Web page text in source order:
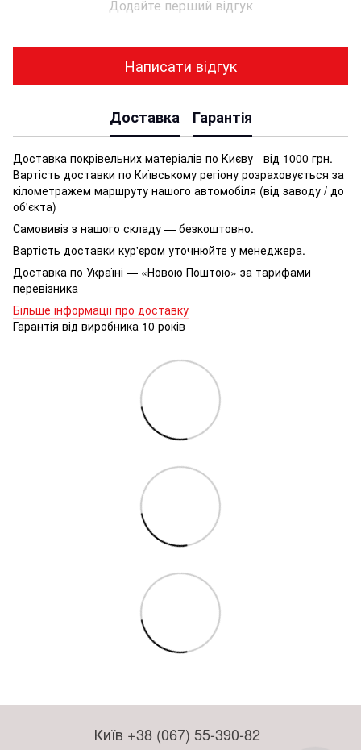
Додайте перший відгук
Написати відгук
Доставка Гарантія
Доставка покрівельних матеріалів по Києву - від 1000 грн.
Вартість доставки по Київському регіону розраховується за
кілометражем маршруту нашого автомобіля (від заводу / до
об'єкта)
Самовивіз з нашого складу — безкоштовно.
Вартість доставки кур'єром уточнюйте у менеджера.
Доставка по Україні — «Новою Поштою» за тарифами
перевізника
Більше інформації про доставку
Гарантія від виробника 10 років
Київ +38 (067) 55-390-82